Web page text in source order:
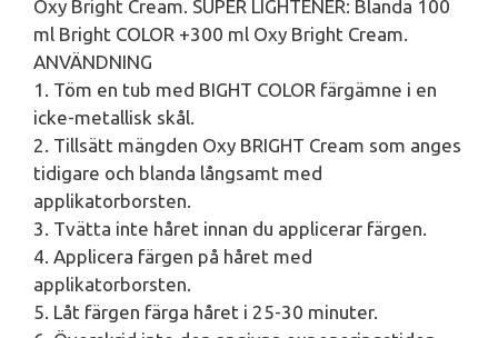
Oxy Bright Cream. SUPER LIGHTENER: Blanda 100
ml Bright COLOR +300 ml Oxy Bright Cream.
ANVÄNDNING
1. Töm en tub med BIGHT COLOR färgämne i en
icke-metallisk skål.
2. Tillsätt mängden Oxy BRIGHT Cream som anges
tidigare och blanda långsamt med
applikatorborsten.
3. Tvätta inte håret innan du applicerar färgen.
4. Applicera färgen på håret med
applikatorborsten.
5. Låt färgen färga håret i 25-30 minuter.